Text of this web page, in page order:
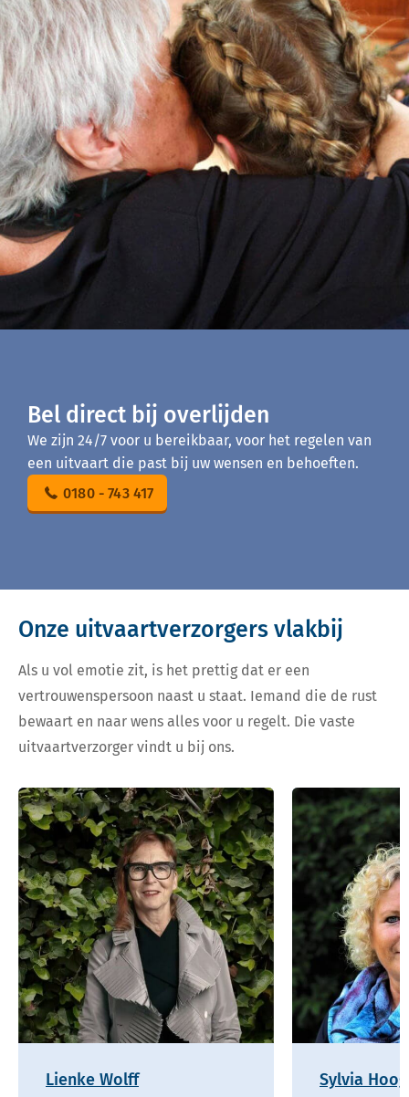
Bel direct bij overlijden
We zijn 24/7 voor u bereikbaar, voor het regelen van
een uitvaart die past bij uw wensen en behoeften.
0180 - 743 417
Onze uitvaartverzorgers vlakbij
Als u vol emotie zit, is het prettig dat er een
vertrouwenspersoon naast u staat. Iemand die de rust
bewaart en naar wens alles voor u regelt. Die vaste
uitvaartverzorger vindt u bij ons.
Lienke Wolff Sylvia